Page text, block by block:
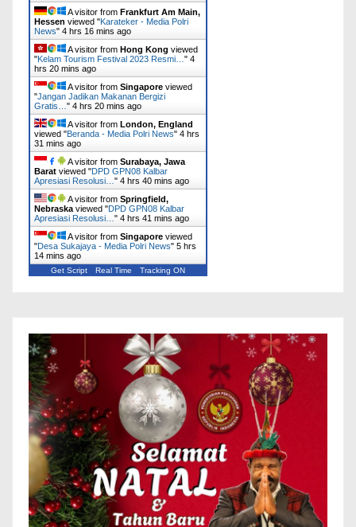
A visitor from Frankfurt Am Main,
Hessen viewed "Karateker - Media Polri
News" 4 hrs 16 mins ago
A visitor from Hong Kong viewed
"Kelam Tourism Festival 2023 Resmi… " 4
hrs 20 mins ago
A visitor from Singapore viewed
"Jangan Jadikan Makanan Bergizi
Gratis… " 4 hrs 20 mins ago
A visitor from London, England
viewed "Beranda - Media Polri News" 4 hrs
31 mins ago
A visitor from Surabaya, Jawa
Barat viewed "DPD GPN08 Kalbar
Apresiasi Resolusi… " 4 hrs 41 mins ago
A visitor from Springfield,
Nebraska viewed "DPD GPN08 Kalbar
Apresiasi Resolusi… " 4 hrs 41 mins ago
A visitor from Singapore viewed
"Desa Sukajaya - Media Polri News" 5 hrs
14 mins ago
Get Script Real Time Tracking ON